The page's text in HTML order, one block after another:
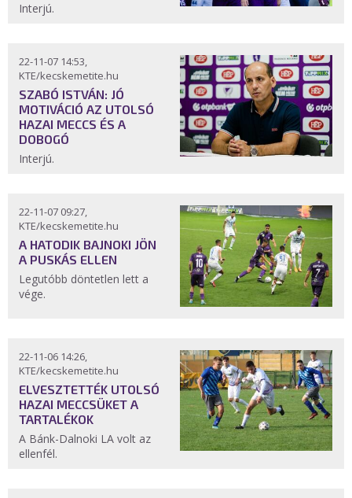
Interjú.
22-11-07 14:53,
KTE/kecskemetite.hu
SZABÓ ISTVÁN: JÓ
MOTIVÁCIÓ AZ UTOLSÓ
HAZAI MECCS ÉS A
DOBOGÓ
Interjú.
22-11-07 09:27,
KTE/kecskemetite.hu
A HATODIK BAJNOKI JÖN
A PUSKÁS ELLEN
Legutóbb döntetlen lett a
vége.
22-11-06 14:26,
KTE/kecskemetite.hu
ELVESZTETTÉK UTOLSÓ
HAZAI MECCSÜKET A
TARTALÉKOK
A Bánk-Dalnoki LA volt az
ellenfél.